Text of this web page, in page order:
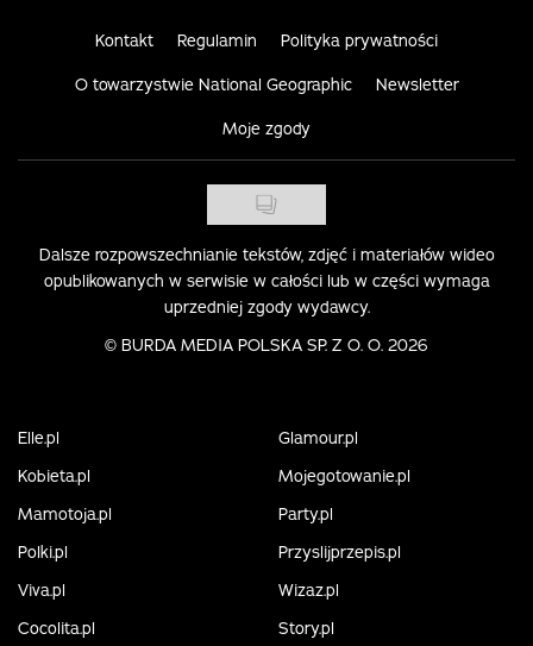
Kontakt Regulamin Polityka prywatności
O towarzystwie National Geographic Newsletter
Moje zgody
Dalsze rozpowszechnianie tekstów, zdjęć i materiałów wideo
opublikowanych w serwisie w całości lub w części wymaga
uprzedniej zgody wydawcy.
© BURDA MEDIA POLSKA SP. Z O. O. 2026
Elle.pl
Glamour.pl
Kobieta.pl
Mojegotowanie.pl
Mamotoja.pl
Party.pl
Polki.pl
Przyslijprzepis.pl
Viva.pl
Wizaz.pl
Cocolita.pl
Story.pl